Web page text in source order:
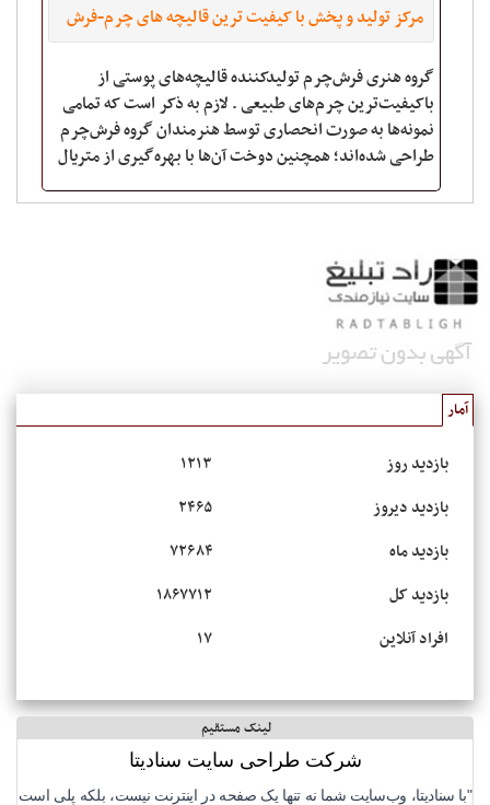
مرکز تولید و پخش با کیفیت ترین قالیچه های چرم-فرش
گروه هنری فرش‌چرم تولیدکننده قالیچه‌های پوستی از
باکیفیت‌ترین چرم‌های طبیعی . لازم به ذکر است که تمامی
نمونه‌ها به صورت انحصاری توسط هنرمندان گروه فرش‌چرم
طراحی شده‌‌اند؛ همچنین دوخت آن‌ها با بهره‌گیری از متریال
آمار
بازدید روز
۱۲۱۳
بازدید دیروز
۲۴۶۵
بازدید ماه
۷۲۶۸۴
بازدید کل
۱۸۶۷۷۱۲
افراد آنلاین
۱۷
لینک مستقیم
شرکت طراحی سایت سنادیتا
"با سنادیتا، وب‌سایت شما نه تنها یک صفحه در اینترنت نیست، بلکه پلی است